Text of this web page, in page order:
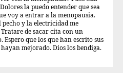
la puedo entender que sea
voy a entrar a la menopausia.
pecho y la electricidad me
de sacar cita con un
Espero que los que han escrito sus
mejorado. Dios los bendiga.